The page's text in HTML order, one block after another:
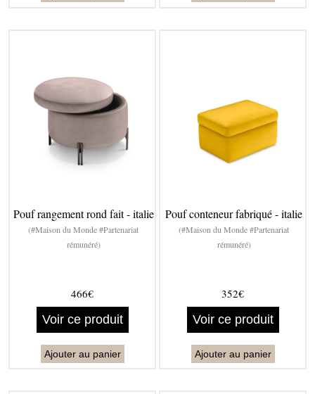
Pouf rangement rond fait - italie
(#Maison du Monde #Partenariat
rémunéré)
466€
Voir ce produit
Ajouter au panier
Pouf conteneur fabriqué - italie
(#Maison du Monde #Partenariat
rémunéré)
352€
Voir ce produit
Ajouter au panier